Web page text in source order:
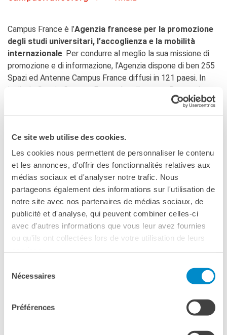
Ce site web utilise des cookies.
Les cookies nous permettent de personnaliser le contenu
et les annonces, d'offrir des fonctionnalités relatives aux
médias sociaux et d'analyser notre trafic. Nous
partageons également des informations sur l'utilisation de
notre site avec nos partenaires de médias sociaux, de
publicité et d'analyse, qui peuvent combiner celles-ci
avec d'autres informations que vous leur avez fournies
ou qu'ils ont collectées lors de votre utilisation de leurs
Nécessaires
Préférences
Campus France è l’Agenzia francese per la promozione
degli studi universitari, l’accoglienza e la mobilità
internazionale. Per condurre al meglio la sua missione di
promozione e di informazione, l’Agenzia dispone di ben 255
Spazi ed Antenne Campus France diffusi in 121 paesi. In
Italia, lo Spazio Campus France è collocato a Roma e lavora
in stretta collaborazione coi lettori di scambio francesi che
insegnano nelle università italiane.
UN PORTALE SU INTERNET
Campus France mette a disposizione un gran numero di
informazioni su Internet: schede, cataloghi, supporti
promozionali, attualità, ecc.
Sito Internet nazionale:www.campusfrance.org(in
francese ed in inglese)
Sito Internet
locale:www.italie.campusfrance.org(in italiano)
SERVIZI PERSONALIZZATI
formazioni francesi ed internazionali
(corsi di laurea in